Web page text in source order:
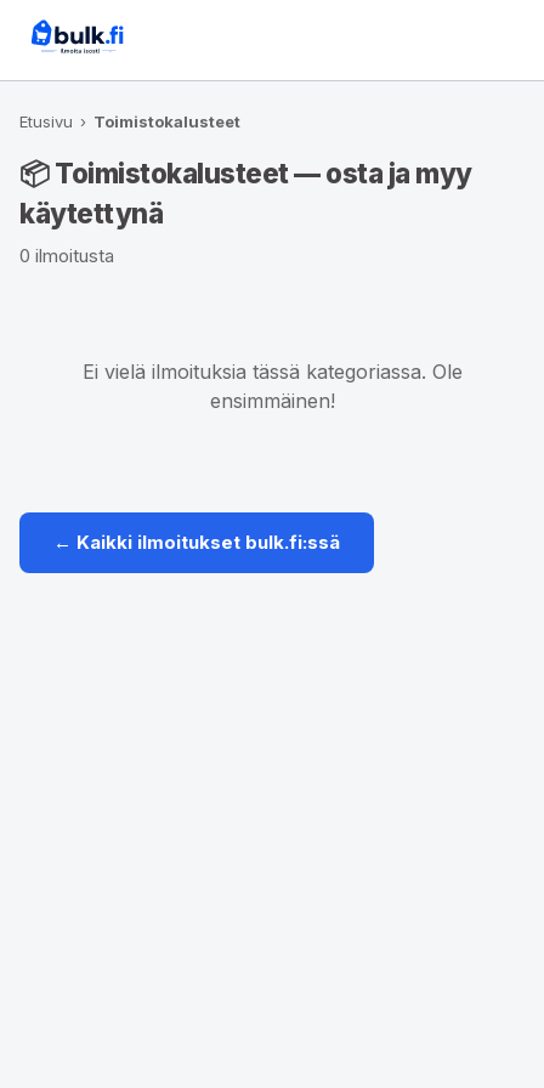
Etusivu › Toimistokalusteet
📦 Toimistokalusteet — osta ja myy
käytettynä
0 ilmoitusta
Ei vielä ilmoituksia tässä kategoriassa. Ole
ensimmäinen!
← Kaikki ilmoitukset bulk.fi:ssä